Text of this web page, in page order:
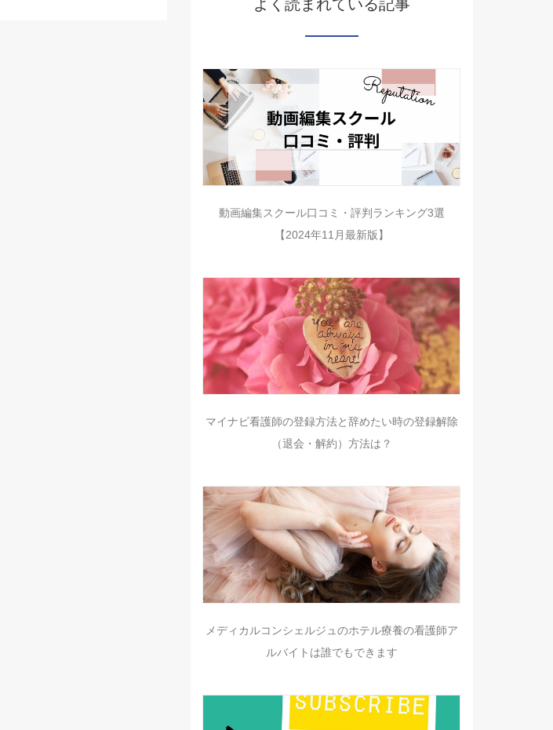
よく読まれている記事
動画編集スクール口コミ・評判ランキング3選
【2024年11月最新版】
マイナビ看護師の登録方法と辞めたい時の登録解除
（退会・解約）方法は？
メディカルコンシェルジュのホテル療養の看護師ア
ルバイトは誰でもできます